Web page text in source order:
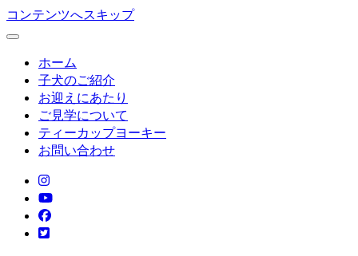
コンテンツへスキップ
ホーム
子犬のご紹介
お迎えにあたり
ご見学について
ティーカップヨーキー
お問い合わせ